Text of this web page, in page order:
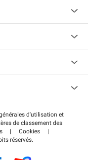
d'utilisation et
de classement des
| Cookies
|
réservés.